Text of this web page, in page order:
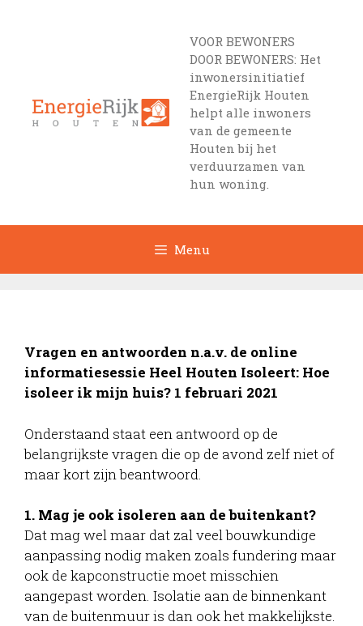
VOOR BEWONERS
DOOR BEWONERS: Het
inwonersinitiatief
EnergieRijk Houten
helpt alle inwoners
van de gemeente
Houten bij het
verduurzamen van
hun woning.
Menu
Vragen en antwoorden n.a.v. de online
informatiesessie Heel Houten Isoleert: Hoe
isoleer ik mijn huis? 1 februari 2021
Onderstaand staat een antwoord op de
belangrijkste vragen die op de avond zelf niet of
maar kort zijn beantwoord.
1. Mag je ook isoleren aan de buitenkant?
Dat mag wel maar dat zal veel bouwkundige
aanpassing nodig maken zoals fundering maar
ook de kapconstructie moet misschien
aangepast worden. Isolatie aan de binnenkant
van de buitenmuur is dan ook het makkelijkste.